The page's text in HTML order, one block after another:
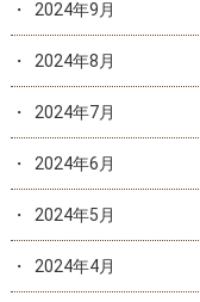
2024年9月
2024年8月
2024年7月
2024年6月
2024年5月
2024年4月